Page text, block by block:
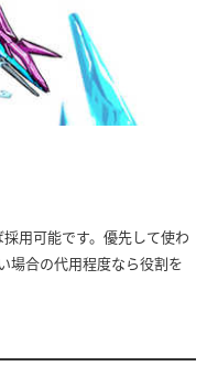
用可能です。優先して使わ
場合の代用程度なら役割を